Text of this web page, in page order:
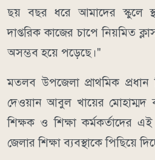
ছয় বছর ধরে আমাদের স্কুলে
দাপ্তরিক কাজের চাপে নিয়মিত
অসম্ভব হয়ে পড়েছে।"
মতলব উপজেলা প্রাথমিক
দেওয়ান আবুল খায়ের মোহাম্মদ
শিক্ষক ও শিক্ষা কর্মকর্তাদের
জেলার শিক্ষা ব্যবস্থাকে পিছিয়ে